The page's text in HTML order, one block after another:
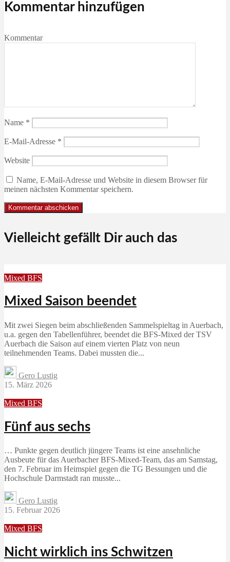
Kommentar hinzufügen
Kommentar
Name *
E-Mail-Adresse *
Website
Name, E-Mail-Adresse und Website in diesem Browser für
meinen nächsten Kommentar speichern.
Vielleicht gefällt Dir auch das
Mixed BFS
Mixed Saison beendet
Mit zwei Siegen beim abschließenden Sammelspieltag in Auerbach,
u.a. gegen den Tabellenführer, beendet die BFS-Mixed der TSV
Auerbach die Saison auf einem vierten Platz von neun
teilnehmenden Teams. Dabei mussten die...
Gero Lustig
15. März 2026
Mixed BFS
Fünf aus sechs
… Punkte gegen deutlich jüngere Teams ist eine ansehnliche
Ausbeute für das Auerbacher BFS-Mixed-Team, das am Samstag,
den 7. Februar im Heimspiel gegen die TG Bessungen und die
Hochschule Darmstadt ran musste...
Gero Lustig
15. Februar 2026
Mixed BFS
Nicht wirklich ins Schwitzen